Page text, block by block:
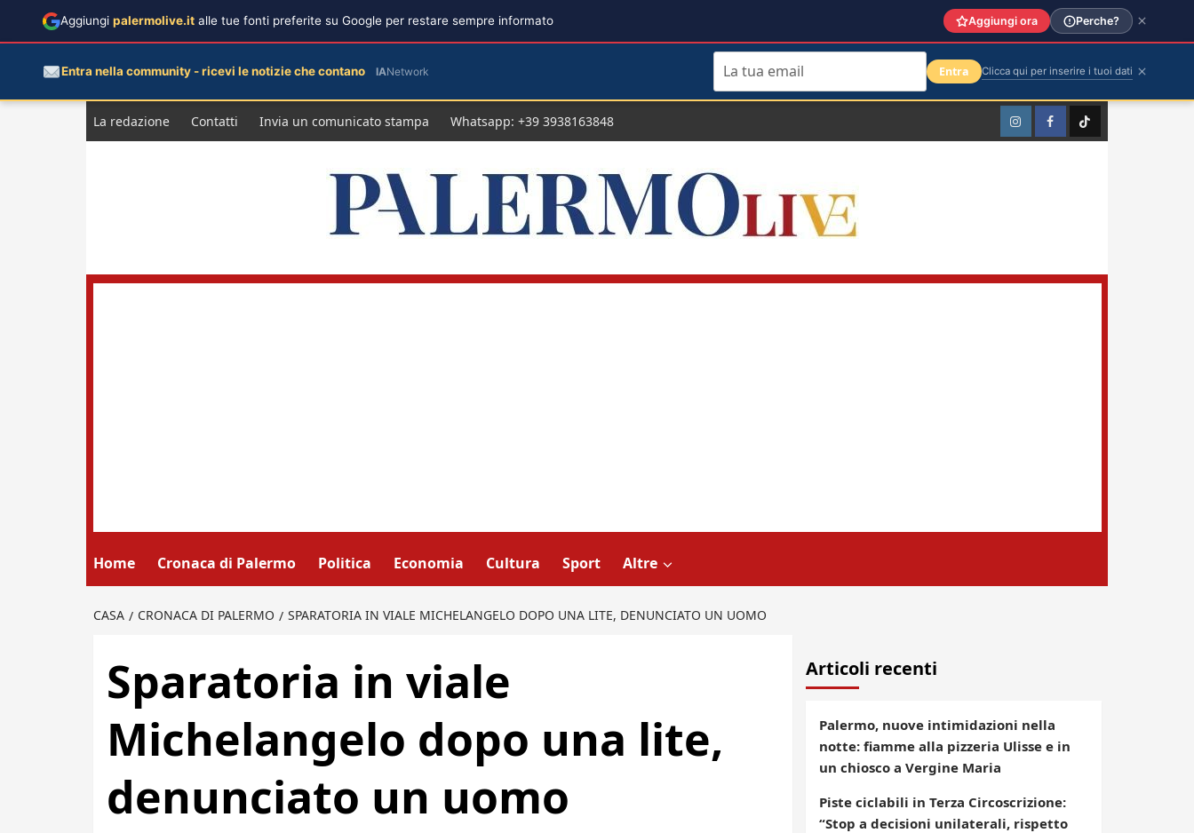
La redazione Contatti Invia un comunicato stampa Whatsapp: +39 3938163848 InstagramFacebookTikTok
Home Cronaca di Palermo Politica Economia Cultura Sport Altre
CASA CRONACA DI PALERMO SPARATORIA IN VIALE MICHELANGELO DOPO UNA LITE, DENUNCIATO UN UOMO
Sparatoria in viale
Michelangelo dopo una lite,
denunciato un uomo
Articoli recenti
Palermo, nuove intimidazioni nella
notte: fiamme alla pizzeria Ulisse e in
un chiosco a Vergine Maria
Piste ciclabili in Terza Circoscrizione:
“Stop a decisioni unilaterali, rispetto
Aggiungi palermolive.it alle tue fonti preferite su Google per restare sempre informato Aggiungi ora Perche?
Entra nella community - ricevi le notizie che contano IANetwork Entra Clicca qui per inserire i tuoi dati